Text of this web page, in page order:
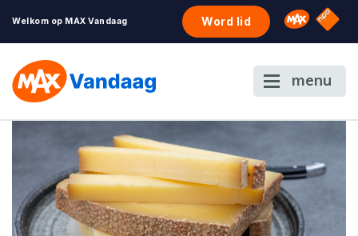
Welkom op MAX Vandaag Word lid Omroep
NPO
menu